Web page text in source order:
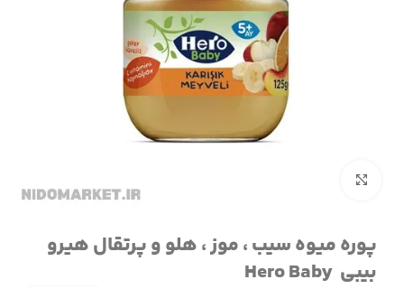
پوره میوه سیب ، موز ، هلو و پرتقال هیرو
بیبی Hero Baby